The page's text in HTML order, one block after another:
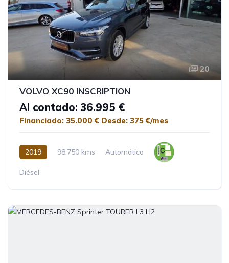
20
VOLVO XC90 INSCRIPTION
Al contado: 36.995 €
Financiado: 35.000 € Desde: 375 €/mes
2019 98.750 kms Automático
Diésel